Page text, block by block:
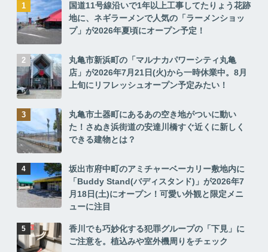
国道11号線沿いで1年以上工事してたりょう花跡
地に、ネギラーメンで人気の「ラーメンショッ
プ」が2026年夏頃にオープン予定！
丸亀市新浜町の「マルナカパワーシティ丸亀
店」が2026年7月21日(火)から一時休業中。8月
上旬にリフレッシュオープン予定みたい！
丸亀市土器町にあるあの空き地がついに動い
た！さぬき浜街道の安達川橋すぐ近くに新しく
できる建物とは？
坂出市府中町のアミチャーベーカリー敷地内に
「Buddy Stand(バディスタンド)」が2026年7
月18日(土)にオープン！可愛い外観と限定メニ
ューに注目
香川でも巧妙化する犯罪グループの「下見」に
ご注意を。植込みや室外機周りをチェック